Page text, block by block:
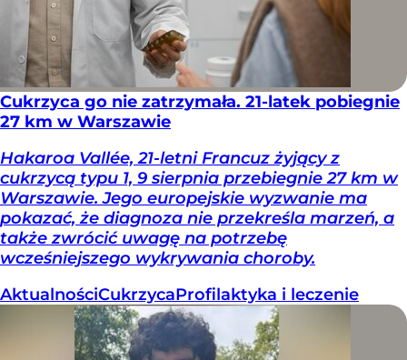
Cukrzyca go nie zatrzymała. 21-latek pobiegnie
27 km w Warszawie
Hakaroa Vallée, 21-letni Francuz żyjący z
cukrzycą typu 1, 9 sierpnia przebiegnie 27 km w
Warszawie. Jego europejskie wyzwanie ma
pokazać, że diagnoza nie przekreśla marzeń, a
także zwrócić uwagę na potrzebę
wcześniejszego wykrywania choroby.
AktualnościCukrzycaProfilaktyka i leczenie